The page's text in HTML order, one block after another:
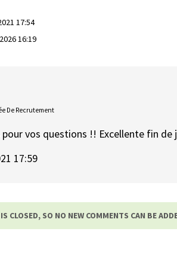
17:54
16:19
De Recrutement
pour vos questions !! Excellente fin de
17:59
CLOSED, SO NO NEW COMMENTS CAN BE